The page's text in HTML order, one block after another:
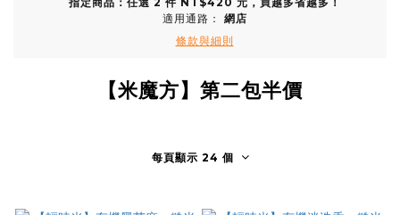
適用通路： 網店
條款與細則
【米魔方】第二包半價
每頁顯示 24 個